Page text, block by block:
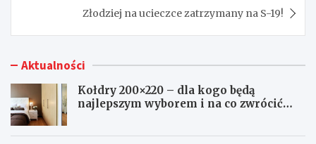
Złodziej na ucieczce zatrzymany na S-19!
Aktualności
Kołdry 200×220 – dla kogo będą
najlepszym wyborem i na co zwrócić